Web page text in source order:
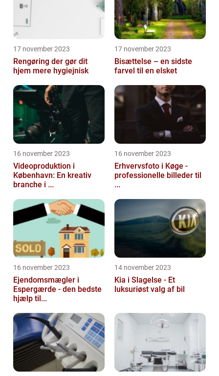
17 november 2023
Rengøring der gør dit
hjem mere hygiejnisk
17 november 2023
Bisættelse – en sidste
farvel til en elsket
16 november 2023
Videoproduktion i
København: En kreativ
branche i ...
16 november 2023
Erhvervsfoto i Køge -
professionelle billeder til
...
16 november 2023
Ejendomsmægler i
Espergærde - den bedste
hjælp til...
14 november 2023
Kia i Slagelse - Et
luksuriøst valg af bil